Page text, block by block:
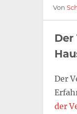
Von
Der
der